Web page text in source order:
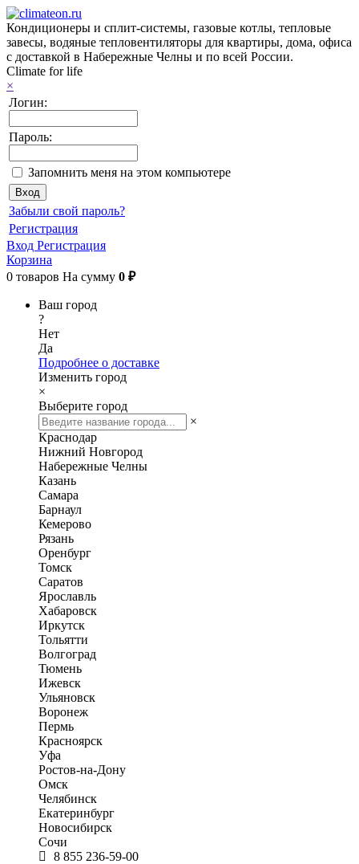
Кондиционеры и сплит-системы, газовые котлы, тепловые
завесы, водяные тепловентиляторы для квартиры, дома, офиса
с доставкой в Набережные Челны и по всей России.
Climate for life
×
Логин:
Пароль:
Запомнить меня на этом компьютере
Забыли свой пароль?
Регистрация
Вход Регистрация
Корзина
0 товаров На сумму 0 ₽
Ваш город
?
Нет
Да
Подробнее о доставке
Изменить город
×
Выберите город
×
Краснодар
Нижний Новгород
Набережные Челны
Казань
Самара
Барнаул
Кемерово
Рязань
Оренбург
Томск
Саратов
Ярославль
Хабаровск
Иркутск
Тольятти
Волгоград
Тюмень
Ижевск
Ульяновск
Воронеж
Пермь
Красноярск
Уфа
Ростов-на-Дону
Омск
Челябинск
Екатеринбург
Новосибирск
Сочи
8 855 236-59-00